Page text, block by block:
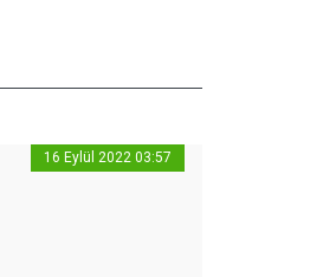
16 Eylül 2022 03:57